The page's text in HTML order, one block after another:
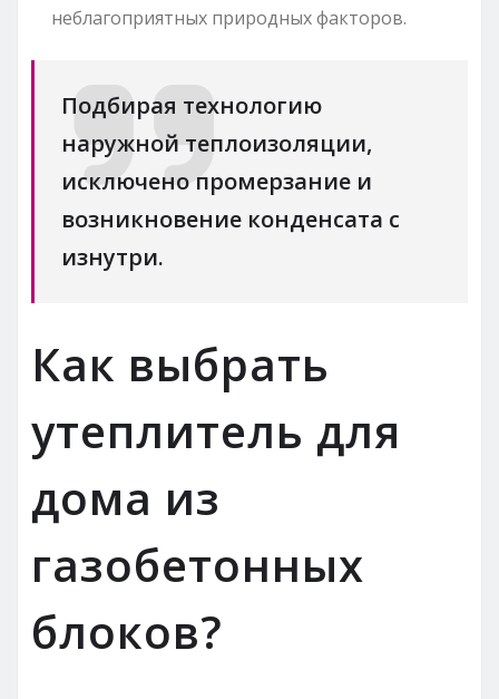
неблагоприятных природных факторов.
Подбирая технологию
наружной теплоизоляции,
исключено промерзание и
возникновение конденсата с
изнутри.
Как выбрать
утеплитель для
дома из
газобетонных
блоков?